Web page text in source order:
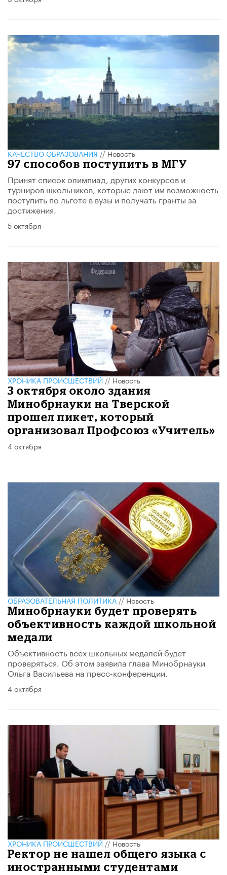
КАЧЕСТВО ОБРАЗОВАНИЯ//Новость
97 способов поступить в МГУ
Принят список олимпиад, других конкурсов и
турниров школьников, которые дают им возможность
поступить по льготе в вузы и получать гранты за
достижения.
5 октября
ХРОНИКА ПРОИСШЕСТВИЙ//Новость
3 октября около здания
Минобрнауки на Тверской
прошел пикет, который
организовал Профсоюз «Учитель»
4 октября
ОБРАЗОВАТЕЛЬНАЯ ПОЛИТИКА//Новость
Минобрнауки будет проверять
объективность каждой школьной
медали
Объективность всех школьных медалей будет
проверяться. Об этом заявила глава Минобрнауки
Ольга Васильева на пресс-конференции.
4 октября
ХРОНИКА ПРОИСШЕСТВИЙ//Новость
Ректор не нашел общего языка с
иностранными студентами